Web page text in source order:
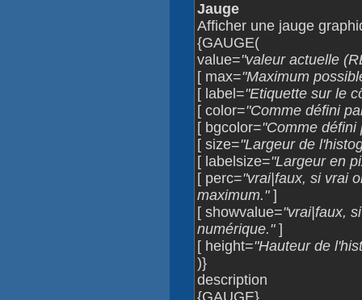
Jauge
Afficher une jauge
{GAUGE(
value="valeur actuelle
[ max="Maximum
[ label="Etiquette sur le
[ color="Comme défini
[ bgcolor="Comme défini
[ size="Largeur de
[ labelsize="Largeur en
[ perc="vrai|faux, si vrai
maximum."]
[ showvalue="vrai|faux,
numérique."]
[ height="Hauteur de
)}
description